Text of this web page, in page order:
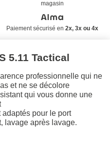
magasin
Paiement sécurisé en 2x, 3x ou 4x
5.11 Tactical
professionnelle qui ne
et ne se décolore
qui vous donne une
pour le port
lavage après lavage.